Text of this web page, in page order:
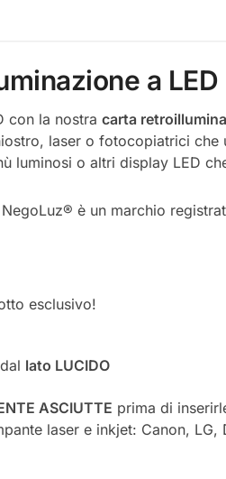
a LED
con la nostra carta
laser o fotocopiatrici
luminosi o altri display LED
NegoLuz® è un marchio
esclusivo!
lato LUCIDO
ASCIUTTE prima di
laser e inkjet: Canon,